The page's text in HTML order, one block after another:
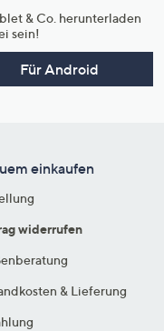
& Co. herunterladen
sein!
Für Android
einkaufen
widerrufen
& Lieferung